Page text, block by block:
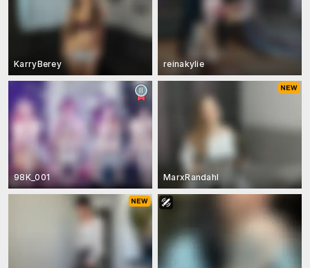
KarryBerey reinakylie
98K_001 MarxRandahl